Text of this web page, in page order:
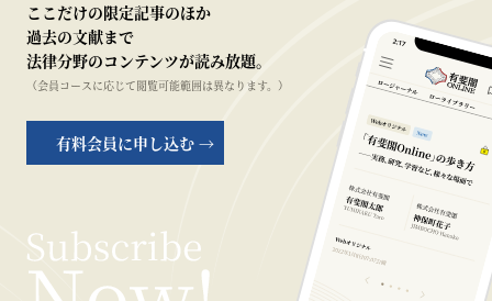
ここだけの限定記事のほか
過去の文献まで
法律分野のコンテンツが読み放題。
（会員コースに応じて閲覧可能範囲は異なります。）
有料会員に申し込む →